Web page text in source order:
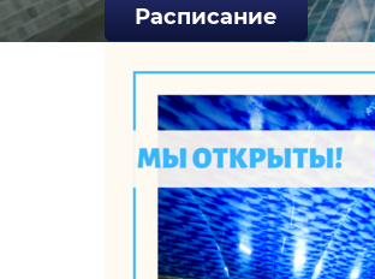
Расписание
Прайс SPA